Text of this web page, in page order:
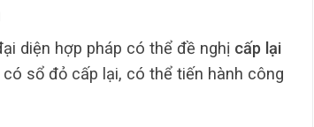
diện hợp pháp có thể đề nghị cấp lại
sổ đỏ cấp lại, có thể tiến hành công